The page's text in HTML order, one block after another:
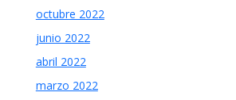
octubre 2022
junio 2022
abril 2022
marzo 2022